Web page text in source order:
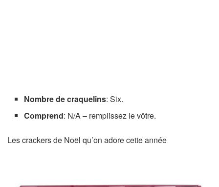
Nombre de craquelins: Six.
Comprend: N/A – remplissez le vôtre.
Les crackers de Noël qu’on adore cette année